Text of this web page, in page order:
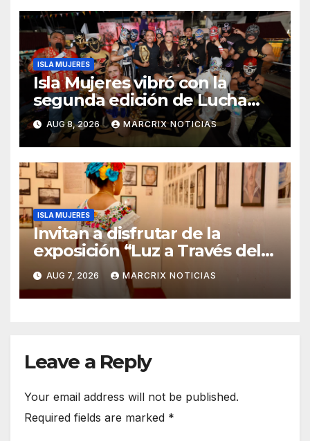
ISLA MUJERES
Isla Mujeres vibró con la
segunda edición de Lucha
Libre “Furia en el Caribe”
AUG 8, 2026 MARCRIX NOTICIAS
ISLA MUJERES
Invitan a disfrutar de la
exposición “Luz a Través del
Tiempo” en Isla Mujeres
AUG 7, 2026 MARCRIX NOTICIAS
Leave a Reply
Your email address will not be published.
Required fields are marked *